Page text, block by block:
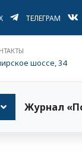
ТЕЛЕГРАМ
шоссе, 34
Журнал